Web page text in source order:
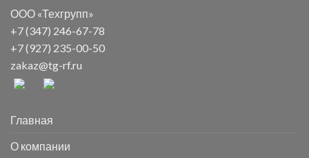
ООО «Техгрупп»
+7 (347) 246-67-78
+7 (927) 235-00-50
zakaz@tg-rf.ru
Главная
О компании